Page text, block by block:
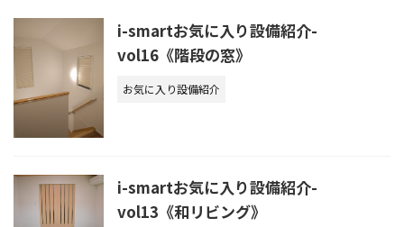
i-smartお気に入り設備紹介-
vol16《階段の窓》
お気に入り設備紹介
i-smartお気に入り設備紹介-
vol13《和リビング》